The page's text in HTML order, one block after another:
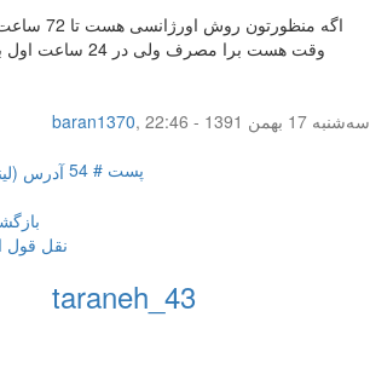
اگه منظورتون
وقت هست برا مصرف ولی در 24 ساعت اول بهتر جواب میده
baran1370,
سه‌شنبه 17 بهمن 1391 - 22:46
پست # 54
نقل قول
taraneh_43